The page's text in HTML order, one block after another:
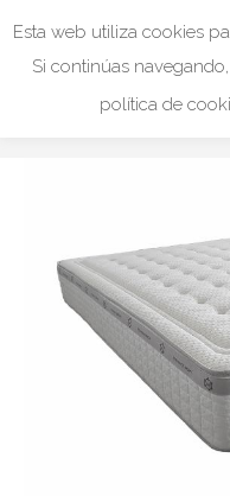
You are here: Home
Esta web utiliza cookies
Si continúas
política de